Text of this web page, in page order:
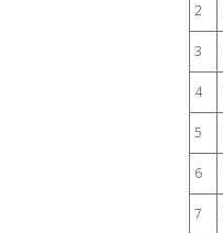
2
3
4
5
6
7